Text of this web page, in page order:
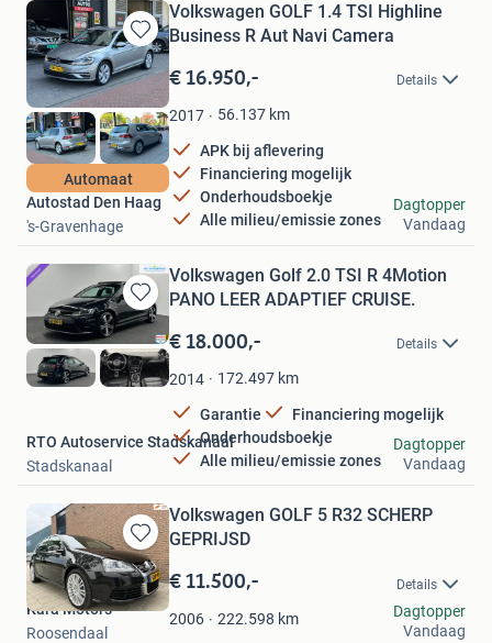
Bewaren
in
Mijn
Favorieten
Automaat
Volkswagen GOLF 1.4 TSI Highline
Business R Aut Navi Camera
€ 16.950,- Details
2017 56.137 km
APK bij aflevering
Financiering mogelijk
Onderhoudsboekje
Alle milieu/emissie zones
Autostad Den Haag
's-Gravenhage
Dagtopper
Vandaag
Bewaren
in
Mijn
Favorieten
Volkswagen Golf 2.0 TSI R 4Motion
PANO LEER ADAPTIEF CRUISE.
€ 18.000,- Details
2014 172.497 km
Garantie
Financiering mogelijk
Onderhoudsboekje
Alle milieu/emissie zones
RTO Autoservice Stadskanaal
Stadskanaal
Dagtopper
Vandaag
Bewaren
in
Mijn
Favorieten
Volkswagen GOLF 5 R32 SCHERP
GEPRIJSD
€ 11.500,- Details
2006 222.598 km
Kara Motors
Roosendaal
Dagtopper
Vandaag